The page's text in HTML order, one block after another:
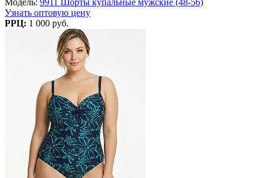
Узнать оптовую цену
РРЦ: 1 000 руб.